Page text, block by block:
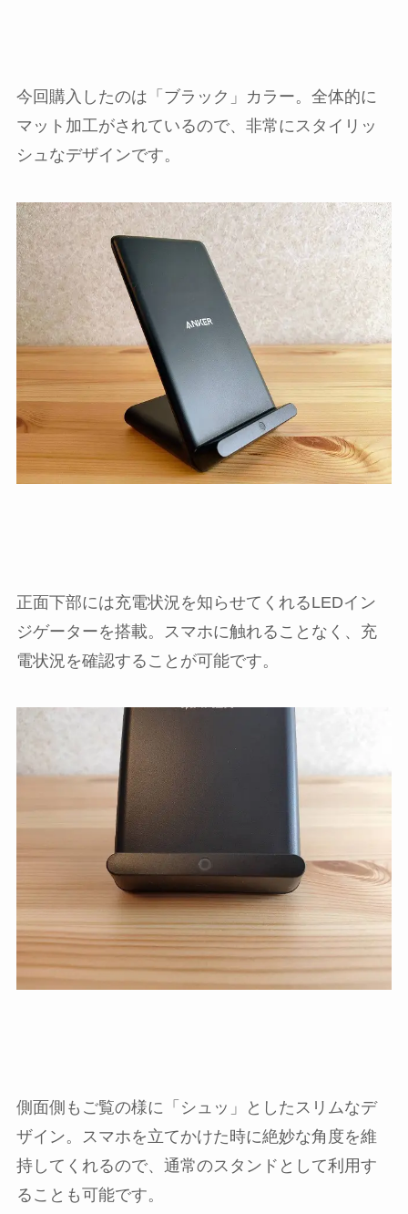
今回購入したのは「ブラック」カラー。全体的に
マット加工がされているので、非常にスタイリッ
シュなデザインです。
正面下部には充電状況を知らせてくれるLEDイン
ジゲーターを搭載。スマホに触れることなく、充
電状況を確認することが可能です。
側面側もご覧の様に「シュッ」としたスリムなデ
ザイン。スマホを立てかけた時に絶妙な角度を維
持してくれるので、通常のスタンドとして利用す
ることも可能です。